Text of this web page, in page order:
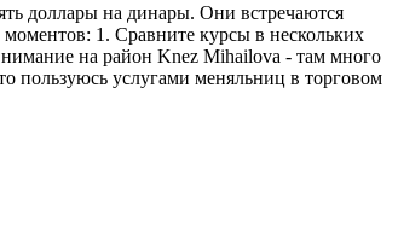
доллары на динары. Они встречаются
1. Сравните курсы в нескольких
на район Knez Mihailova - там много
пользуюсь услугами меняльниц в торговом